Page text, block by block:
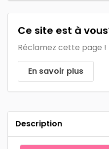
Ce site est à
Réclamez cette page !
En savoir plus
Description